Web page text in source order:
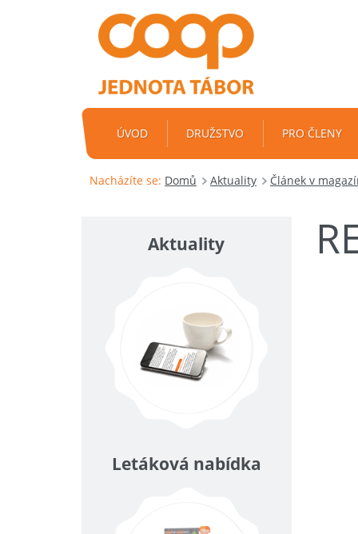
ÚVOD DRUŽSTVO PRO ČLENY
Nacházíte se: Domů Aktuality Článek v
Aktuality
Letáková nabídka